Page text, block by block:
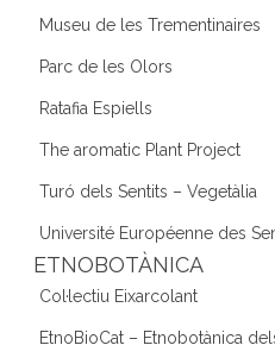
Museu de les Trementinaires
Parc de les Olors
Ratafia Espiells
The aromatic Plant Project
Turó dels Sentits – Vegetàlia
Université Européenne des
ETNOBOTÀNICA
Col·lectiu Eixarcolant
EtnoBioCat – Etnobotànica